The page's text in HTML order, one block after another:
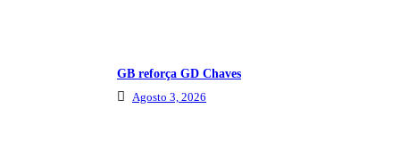
GB reforça GD Chaves
Agosto 3, 2026